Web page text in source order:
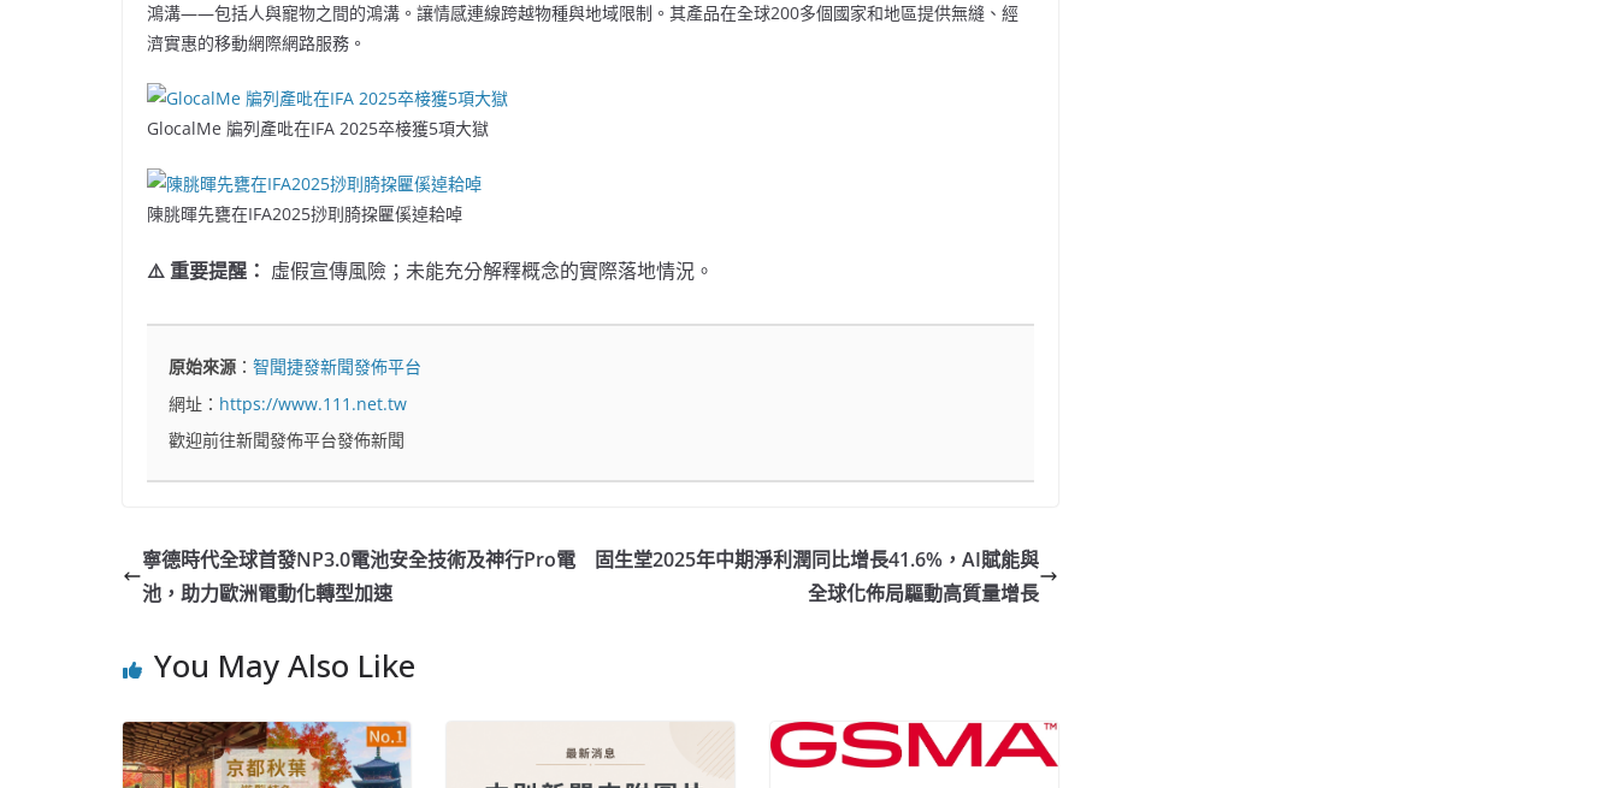
鴻溝——包括人與寵物之間的鴻溝。讓情感連線跨越物種與地域限制。其產品在全球200多個國家和地區提供無縫、經
濟實惠的移動網際網路服務。
GlocalMe 牑列產吡在IFA 2025卒椄獲5項大獄
陳朓暉先甕在IFA2025挱刵䐀挅匷傒逴耠啅
⚠️ 重要提醒： 虛假宣傳風險；未能充分解釋概念的實際落地情況。
原始來源 ：智聞捷發新聞發佈平台
網址： https://www.111.net.tw
歡迎前往新聞發佈平台發佈新聞
寧德時代全球首發NP3.0電池安全技術及神行Pro電
池，助力歐洲電動化轉型加速
固生堂2025年中期淨利潤同比增長41.6%，AI賦能與
全球化佈局驅動高質量增長
You May Also Like